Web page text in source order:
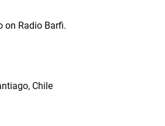
on Radio Barfi.
Chile